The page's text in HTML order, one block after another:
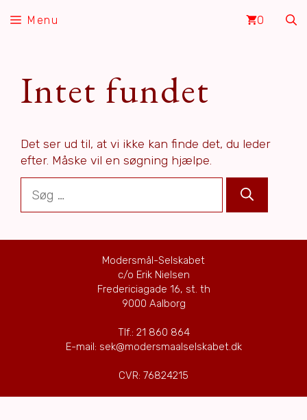
Menu 0
Intet fundet
Det ser ud til, at vi ikke kan finde det, du leder
efter. Måske vil en søgning hjælpe.
efter:
Modersmål-Selskabet
c/o Erik Nielsen
Fredericiagade 16, st. th
9000 Aalborg
Tlf.: 21 860 864
E-mail: sek@modersmaalselskabet.dk
CVR: 76824215